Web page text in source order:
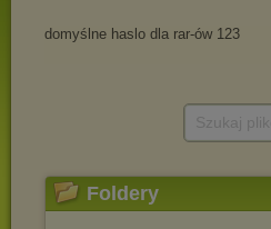
Foldery